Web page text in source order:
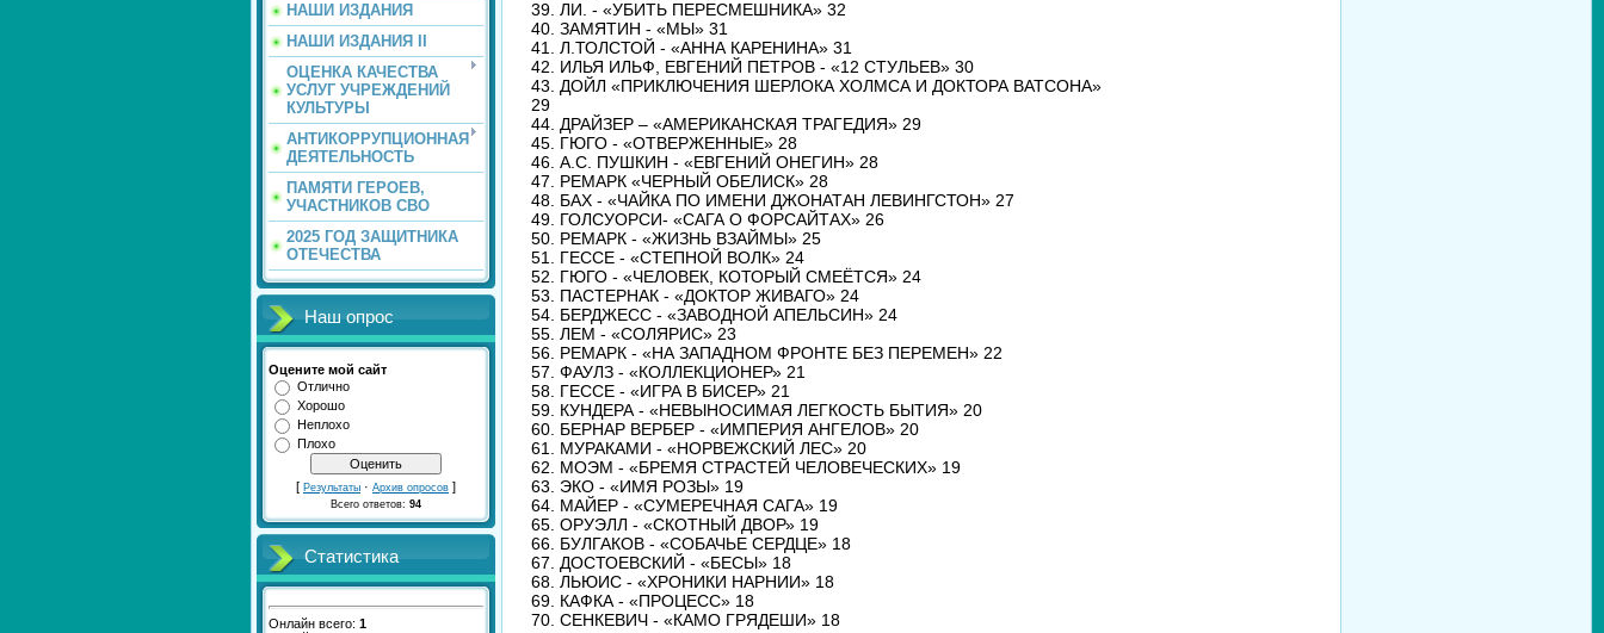
НАШИ ИЗДАНИЯ
НАШИ ИЗДАНИЯ II
ОЦЕНКА КАЧЕСТВА
УСЛУГ УЧРЕЖДЕНИЙ
КУЛЬТУРЫ
АНТИКОРРУПЦИОННАЯ
ДЕЯТЕЛЬНОСТЬ
ПАМЯТИ ГЕРОЕВ,
УЧАСТНИКОВ СВО
2025 ГОД ЗАЩИТНИКА
ОТЕЧЕСТВА
Наш опрос
Оцените мой сайт
Отлично
Хорошо
Неплохо
Плохо
[ Результаты · Архив опросов ]
Всего ответов: 94
Статистика
Онлайн всего: 1
39. ЛИ. - «УБИТЬ ПЕРЕСМЕШНИКА» 32
40. ЗАМЯТИН - «МЫ» 31
41. Л.ТОЛСТОЙ - «АННА КАРЕНИНА» 31
42. ИЛЬЯ ИЛЬФ, ЕВГЕНИЙ ПЕТРОВ - «12 СТУЛЬЕВ» 30
43. ДОЙЛ «ПРИКЛЮЧЕНИЯ ШЕРЛОКА ХОЛМСА И ДОКТОРА ВАТСОНА»
29
44. ДРАЙЗЕР – «АМЕРИКАНСКАЯ ТРАГЕДИЯ» 29
45. ГЮГО - «ОТВЕРЖЕННЫЕ» 28
46. А.С. ПУШКИН - «ЕВГЕНИЙ ОНЕГИН» 28
47. РЕМАРК «ЧЕРНЫЙ ОБЕЛИСК» 28
48. БАХ - «ЧАЙКА ПО ИМЕНИ ДЖОНАТАН ЛЕВИНГСТОН» 27
49. ГОЛСУОРСИ- «САГА О ФОРСАЙТАХ» 26
50. РЕМАРК - «ЖИЗНЬ ВЗАЙМЫ» 25
51. ГЕССЕ - «СТЕПНОЙ ВОЛК» 24
52. ГЮГО - «ЧЕЛОВЕК, КОТОРЫЙ СМЕЁТСЯ» 24
53. ПАСТЕРНАК - «ДОКТОР ЖИВАГО» 24
54. БЕРДЖЕСС - «ЗАВОДНОЙ АПЕЛЬСИН» 24
55. ЛЕМ - «СОЛЯРИС» 23
56. РЕМАРК - «НА ЗАПАДНОМ ФРОНТЕ БЕЗ ПЕРЕМЕН» 22
57. ФАУЛЗ - «КОЛЛЕКЦИОНЕР» 21
58. ГЕССЕ - «ИГРА В БИСЕР» 21
59. КУНДЕРА - «НЕВЫНОСИМАЯ ЛЕГКОСТЬ БЫТИЯ» 20
60. БЕРНАР ВЕРБЕР - «ИМПЕРИЯ АНГЕЛОВ» 20
61. МУРАКАМИ - «НОРВЕЖСКИЙ ЛЕС» 20
62. МОЭМ - «БРЕМЯ СТРАСТЕЙ ЧЕЛОВЕЧЕСКИХ» 19
63. ЭКО - «ИМЯ РОЗЫ» 19
64. МАЙЕР - «СУМЕРЕЧНАЯ САГА» 19
65. ОРУЭЛЛ - «СКОТНЫЙ ДВОР» 19
66. БУЛГАКОВ - «СОБАЧЬЕ СЕРДЦЕ» 18
67. ДОСТОЕВСКИЙ - «БЕСЫ» 18
68. ЛЬЮИС - «ХРОНИКИ НАРНИИ» 18
69. КАФКА - «ПРОЦЕСС» 18
70. СЕНКЕВИЧ - «КАМО ГРЯДЕШИ» 18